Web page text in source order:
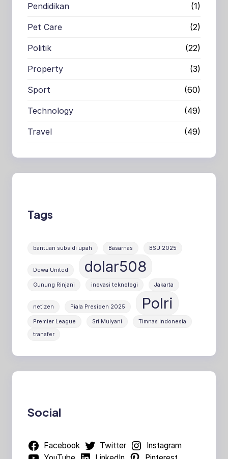
Pendidikan (1)
Pet Care (2)
Politik (22)
Property (3)
Sport (60)
Technology (49)
Travel (49)
Tags
bantuan subsidi upah Basarnas BSU 2025
Dewa United dolar508
Gunung Rinjani inovasi teknologi Jakarta
netizen Piala Presiden 2025 Polri
Premier League Sri Mulyani
Timnas Indonesia
transfer
Social
Facebook Twitter
Instagram